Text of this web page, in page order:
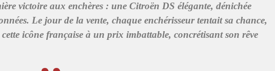
victoire aux enchères : une Citroën DS élégante, dénichée
Le jour de la vente, chaque enchérisseur tentait sa chance,
icône française à un prix imbattable, concrétisant son rêve